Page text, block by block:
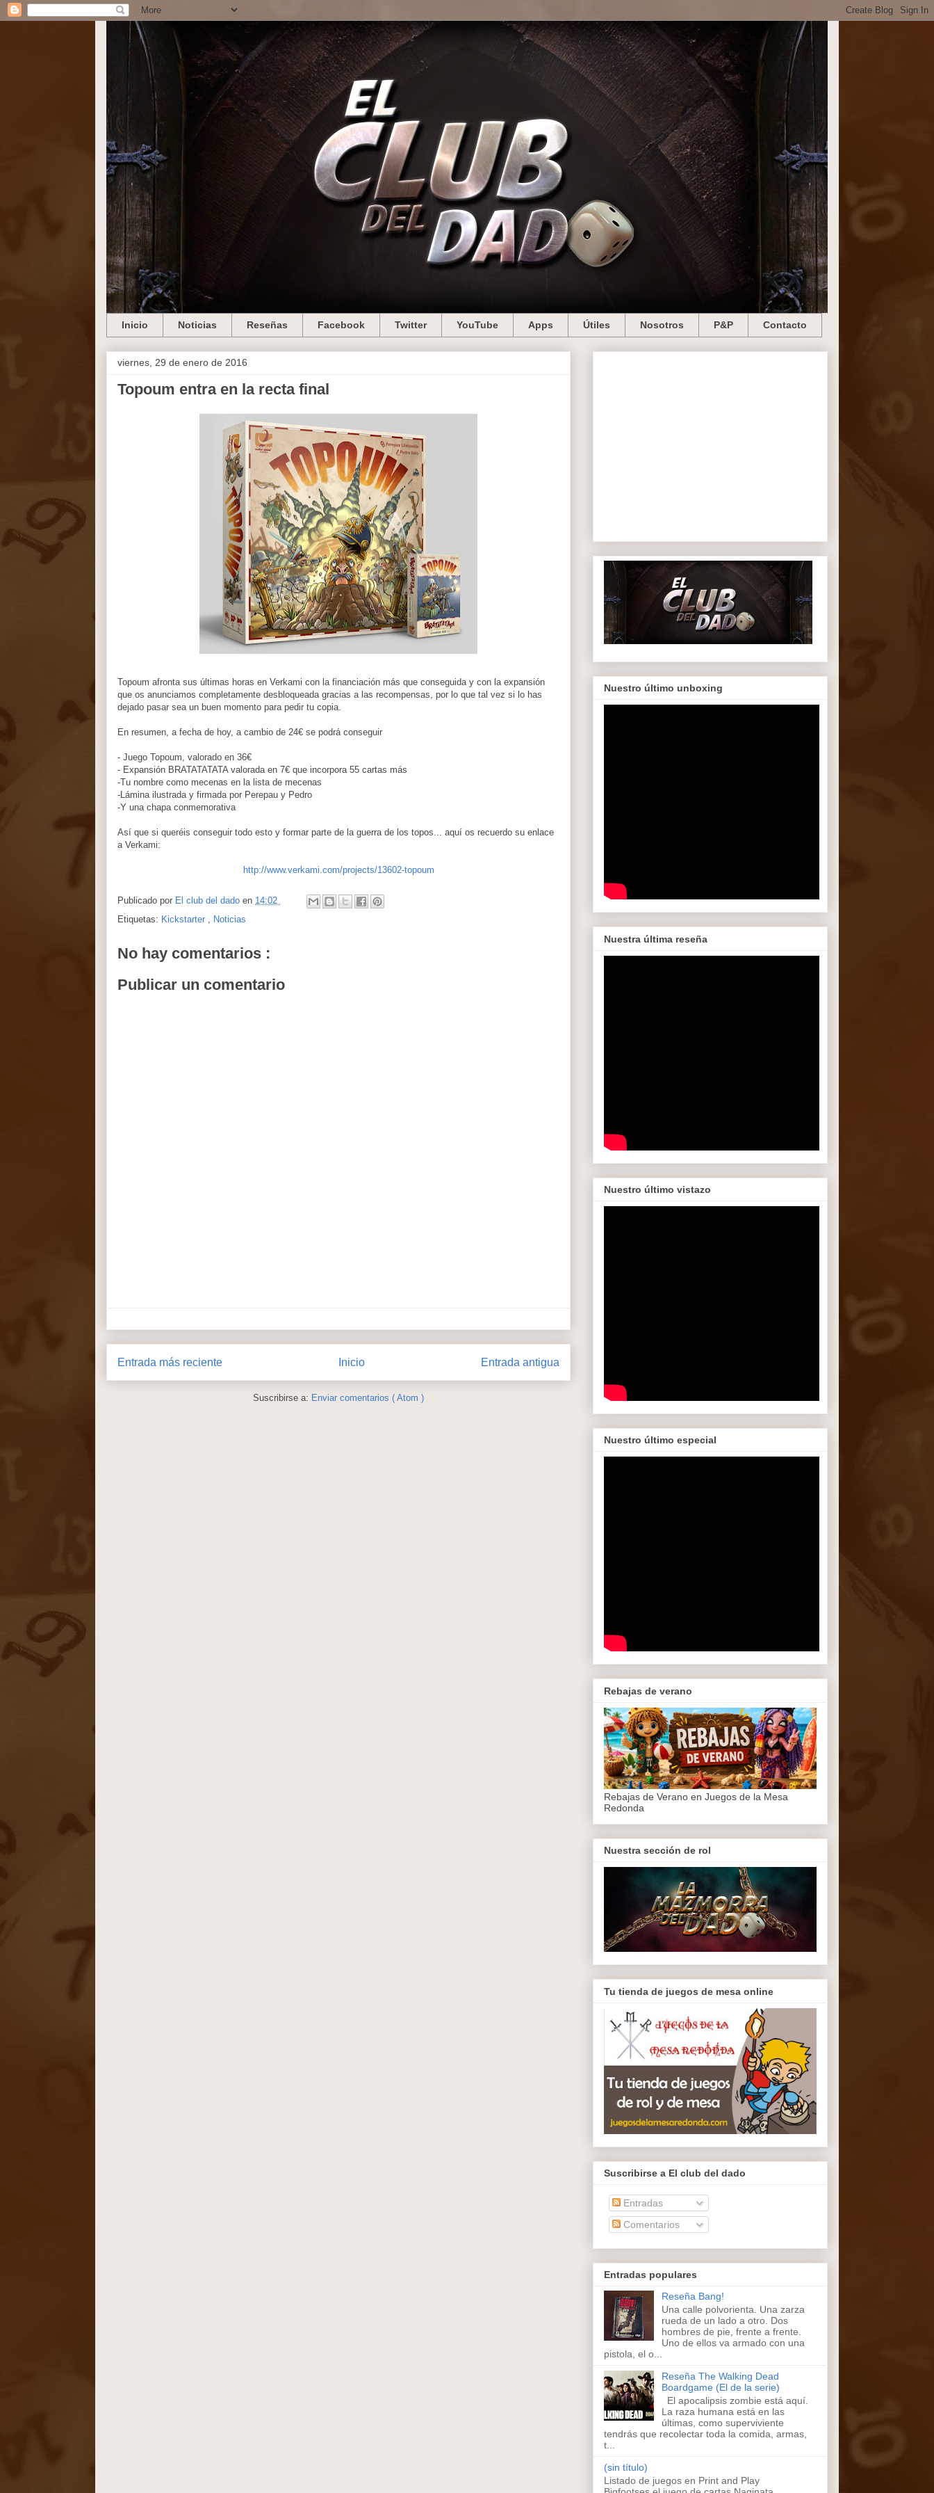
Inicio Noticias Reseñas Facebook Twitter YouTube Apps Útiles Nosotros P&P Contacto
viernes, 29 de enero de 2016
Topoum entra en la recta final
Topoum afronta sus últimas horas en Verkami con la financiación más que conseguida y con la expansión
que os anunciamos completamente desbloqueada gracias a las recompensas, por lo que tal vez si lo has
dejado pasar sea un buen momento para pedir tu copia.
En resumen, a fecha de hoy, a cambio de 24€ se podrá conseguir
- Juego Topoum, valorado en 36€
- Expansión BRATATATATA valorada en 7€ que incorpora 55 cartas más
-Tu nombre como mecenas en la lista de mecenas
-Lámina ilustrada y firmada por Perepau y Pedro
-Y una chapa conmemorativa
Así que si queréis conseguir todo esto y formar parte de la guerra de los topos... aquí os recuerdo su enlace
a Verkami:
http://www.verkami.com/projects/13602-topoum
Publicado por El club del dado en 14:02
Etiquetas: Kickstarter Noticias
No hay comentarios :
Publicar un comentario
Entrada más reciente Entrada antigua
Inicio
Suscribirse a: Enviar comentarios ( Atom )
Nuestro último unboxing
Nuestra última reseña
Nuestro último vistazo
Nuestro último especial
Rebajas de verano
Rebajas de Verano en Juegos de la Mesa
Redonda
Nuestra sección de rol
Tu tienda de juegos de mesa online
Suscribirse a El club del dado
Entradas
Comentarios
Entradas populares
Reseña Bang!
Una calle polvorienta. Una zarza
rueda de un lado a otro. Dos
hombres de pie, frente a frente.
Uno de ellos va armado con una
pistola, el o...
Reseña The Walking Dead
Boardgame (El de la serie)
El apocalipsis zombie está aquí.
La raza humana está en las
últimas, como superviviente
tendrás que recolectar toda la comida, armas,
t...
(sin título)
Listado de juegos en Print and Play